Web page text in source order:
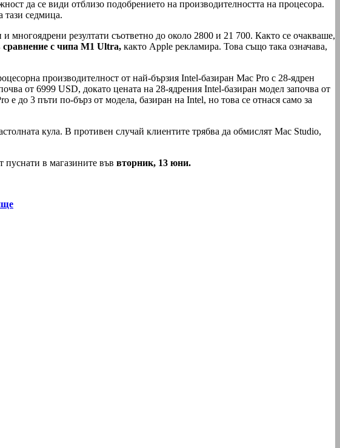
да се види отблизо подобрението на производителността на процесора.
тази седмица.
резултати съответно до около 2800 и 21 700. Както се очакваше,
сравнение с чипа M1 Ultra, както Apple рекламира. Това също така означава,
производителност от най-бързия Intel-базиран Mac Pro с 28-ядрен
от 6999 USD, докато цената на 28-ядрения Intel-базиран модел започва от
до 3 пъти по-бърз от модела, базиран на Intel, но това се отнася само за
кула. В противен случай клиентите трябва да обмислят Mac Studio,
пуснати в магазините във вторник, 13 юни.